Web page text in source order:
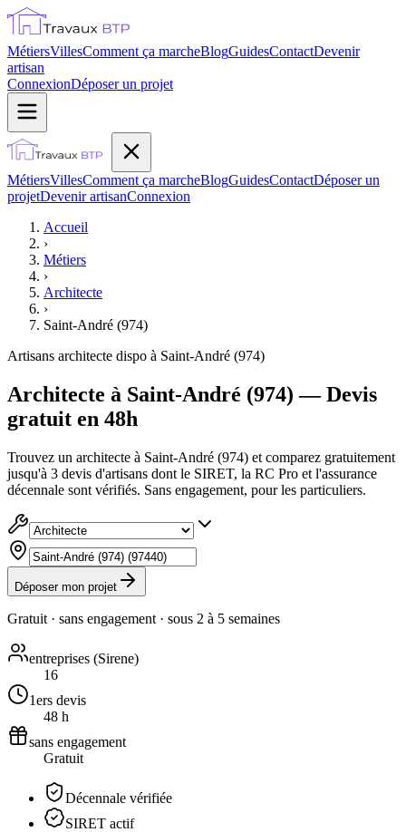
MétiersVillesComment ça marcheBlogGuidesContactDevenir
artisan
ConnexionDéposer un projet
MétiersVillesComment ça marcheBlogGuidesContactDéposer un
projetDevenir artisanConnexion
Accueil
›
Métiers
›
Architecte
›
Saint-André (974)
Artisans architecte dispo à Saint-André (974)
Architecte à Saint-André (974) — Devis
gratuit en 48h
Trouvez un architecte à Saint-André (974) et comparez gratuitement
jusqu'à 3 devis d'artisans dont le SIRET, la RC Pro et l'assurance
décennale sont vérifiés. Sans engagement, pour les particuliers.
Déposer mon projet
Gratuit · sans engagement · sous 2 à 5 semaines
entreprises (Sirene)
16
1ers devis
48 h
sans engagement
Gratuit
Décennale vérifiée
SIRET actif